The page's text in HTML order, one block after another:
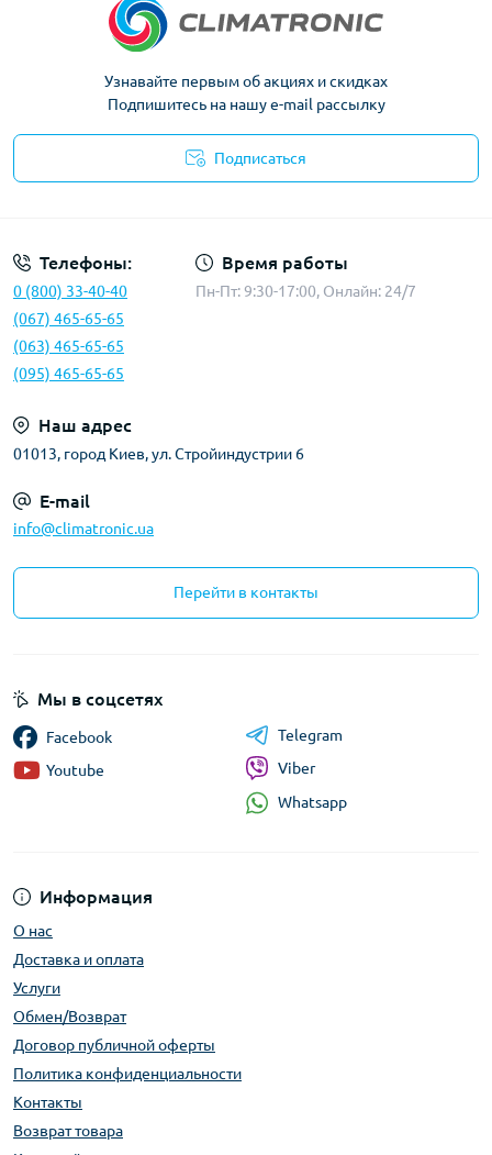
Узнавайте первым об акциях и скидках
Подпишитесь на нашу e-mail рассылку
Подписаться
Телефоны:
0 (800) 33-40-40
(067) 465-65-65
(063) 465-65-65
(095) 465-65-65
Время работы
Пн-Пт: 9:30-17:00, Онлайн: 24/7
Наш адрес
01013, город Киев, ул. Стройиндустрии 6
E-mail
info@climatronic.ua
Перейти в контакты
Информация
О нас
Доставка и оплата
Услуги
Обмен/Возврат
Договор публичной оферты
Политика конфиденциальности
Контакты
Возврат товара
Мы в соцсетях
Facebook
Youtube
Telegram
Viber
Whatsapp